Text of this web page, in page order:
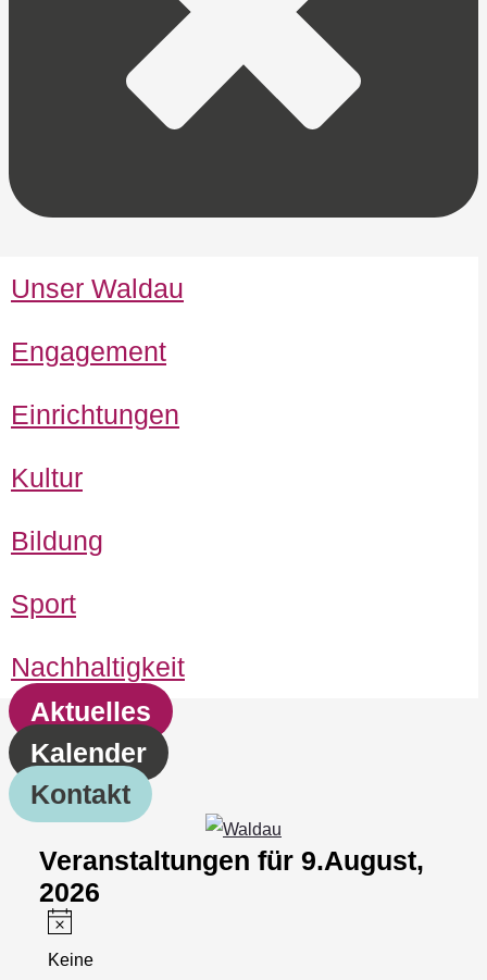
Unser Waldau
Engagement
Einrichtungen
Kultur
Bildung
Sport
Nachhaltigkeit
Aktuelles
Kalender
Kontakt
Veranstaltungen für 9.August,
2026
Hinweis
Keine